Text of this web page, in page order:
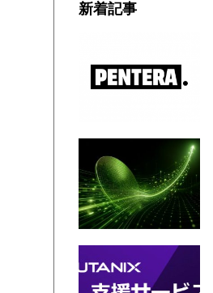
新着記事